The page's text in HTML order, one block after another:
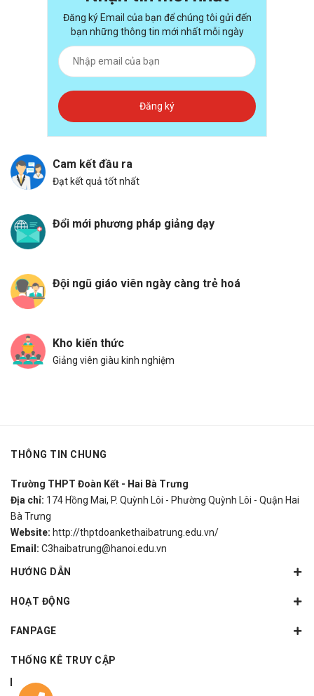
Đăng ký Email của bạn để chúng tôi gửi đến
bạn những thông tin mới nhất mỗi ngày
Đăng ký
Cam kết đầu ra
Đạt kết quả tốt nhất
Đổi mới phương pháp giảng dạy
Đội ngũ giáo viên ngày càng trẻ hoá
Kho kiến thức
Giảng viên giàu kinh nghiệm
THÔNG TIN CHUNG
Trường THPT Đoàn Kết - Hai Bà Trưng
Địa chỉ: 174 Hồng Mai, P. Quỳnh Lôi - Phường Quỳnh Lôi - Quận Hai
Bà Trưng
Website: http://thptdoankethaibatrung.edu.vn/
Email: C3haibatrung@hanoi.edu.vn
HƯỚNG DẪN
HOẠT ĐỘNG
FANPAGE
THỐNG KÊ TRUY CẬP